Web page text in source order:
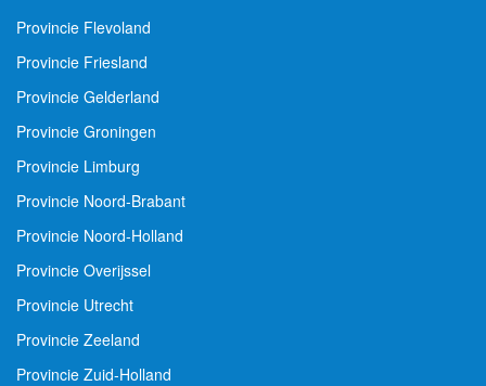
Provincie Flevoland
Provincie Friesland
Provincie Gelderland
Provincie Groningen
Provincie Limburg
Provincie Noord-Brabant
Provincie Noord-Holland
Provincie Overijssel
Provincie Utrecht
Provincie Zeeland
Provincie Zuid-Holland